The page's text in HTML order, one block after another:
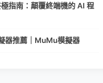
指南：顛覆終端機的 AI 程
器推薦｜MuMu模擬器